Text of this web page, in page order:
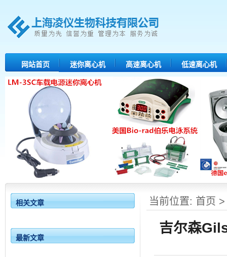
网站首页 迷你离心机 高速离心机 低速离心机
当前位置: 首页
吉尔森
相关文章
最新文章